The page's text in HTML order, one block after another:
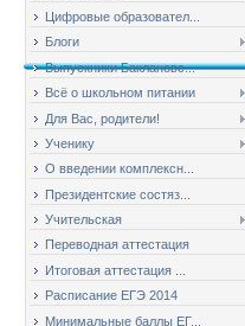
Цифровые образовател...
Блоги
Выпускники Баклановс...
Всё о школьном питании
Для Вас, родители!
Ученику
О введении комплексн...
Президентские состяз...
Учительская
Переводная аттестация
Итоговая аттестация ...
Расписание ЕГЭ 2014
Минимальные баллы ЕГ...